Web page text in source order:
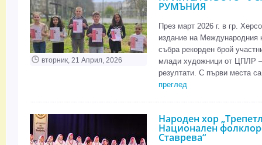
вторник, 21 Април, 2026
РУМЪНИЯ
През март 2026 г. в гр.
издание на Международния
събра рекорден брой
млади художници от ЦПЛР –
резултати. С първи места
преглед
Народен хор
Национален
Ставрева“